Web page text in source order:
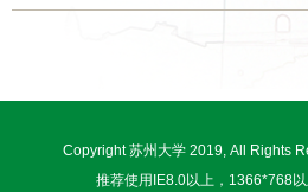
Copyright 苏州大学 2019, All Rights
推荐使用IE8.0以上，1366*768